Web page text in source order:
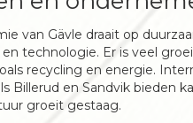
van Gävle draait op
technologie. Er is veel
recycling en energie.
Billerud en Sandvik bieden
groeit gestaag.